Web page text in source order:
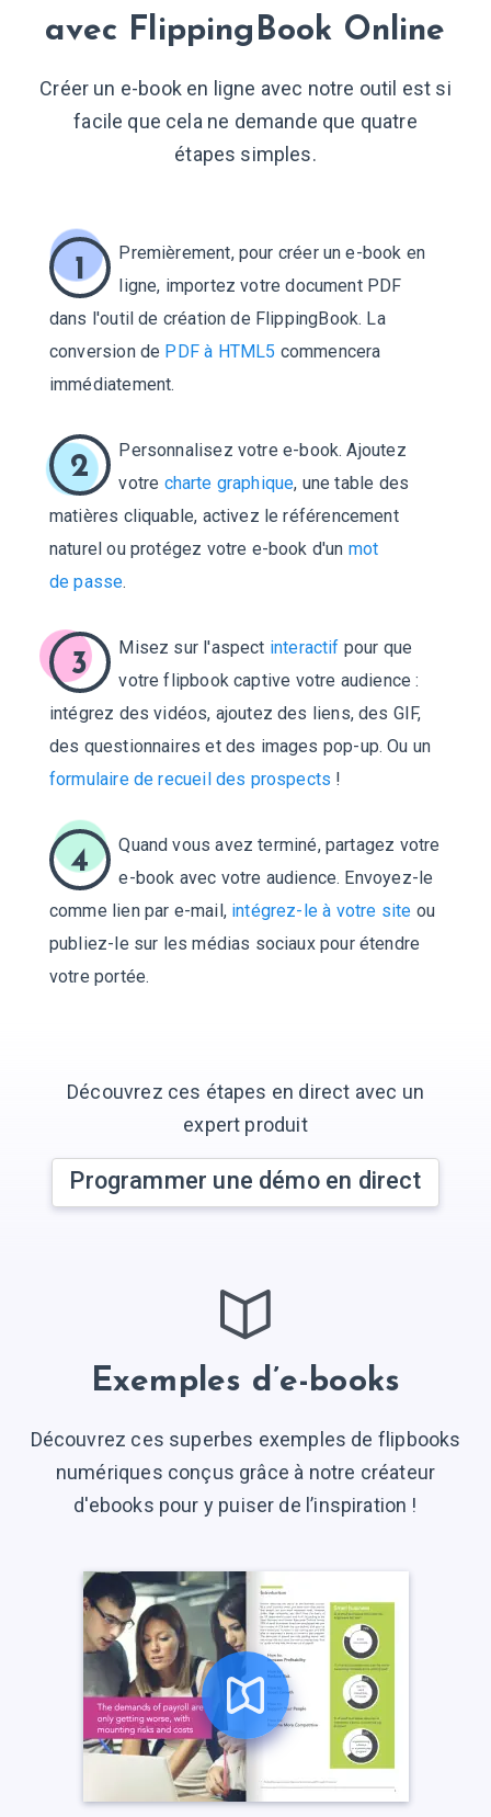
avec FlippingBook Online
Créer un e-book en ligne avec notre outil est si
facile que cela ne demande que quatre
étapes simples.
1
Premièrement, pour créer un e-book en
ligne, importez votre document PDF
dans l'outil de création de FlippingBook. La
conversion de PDF à HTML5 commencera
immédiatement.
2
Personnalisez votre e-book. Ajoutez
votre charte graphique, une table des
matières cliquable, activez le référencement
naturel ou protégez votre e-book d'un mot
de passe.
3
Misez sur l'aspect interactif pour que
votre flipbook captive votre audience :
intégrez des vidéos, ajoutez des liens, des GIF,
des questionnaires et des images pop-up. Ou un
formulaire de recueil des prospects !
4
Quand vous avez terminé, partagez votre
e-book avec votre audience. Envoyez-le
comme lien par e-mail, intégrez-le à votre site ou
publiez-le sur les médias sociaux pour étendre
votre portée.
Découvrez ces étapes en direct avec un
expert produit
Programmer une démo en direct
Exemples d’e-books
Découvrez ces superbes exemples de flipbooks
numériques conçus grâce à notre сréateur
d'ebooks pour y puiser de l’inspiration !